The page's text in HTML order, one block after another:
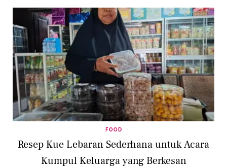
FOOD
Resep Kue Lebaran Sederhana untuk Acara
Kumpul Keluarga yang Berkesan